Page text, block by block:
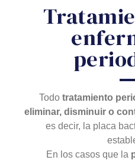
Todo tratamiento
eliminar, disminuir o
es decir, la placa
En los casos que la